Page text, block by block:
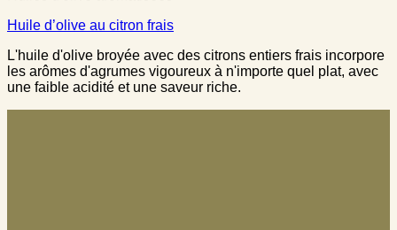
Huile d’olive au citron frais
L'huile d'olive broyée avec des citrons entiers frais incorpore
les arômes d'agrumes vigoureux à n'importe quel plat, avec
une faible acidité et une saveur riche.